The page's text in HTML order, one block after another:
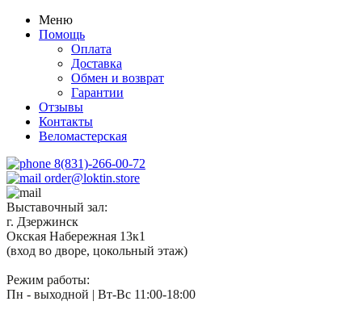
Меню
Помощь
Оплата
Доставка
Обмен и возврат
Гарантии
Отзывы
Контакты
Веломастерская
8(831)-266-00-72
order@loktin.store
Выставочный зал:
г. Дзержинск
Окская Набережная 13к1
(вход во дворе, цокольный этаж)
Режим работы:
Пн - выходной | Вт-Вс 11:00-18:00